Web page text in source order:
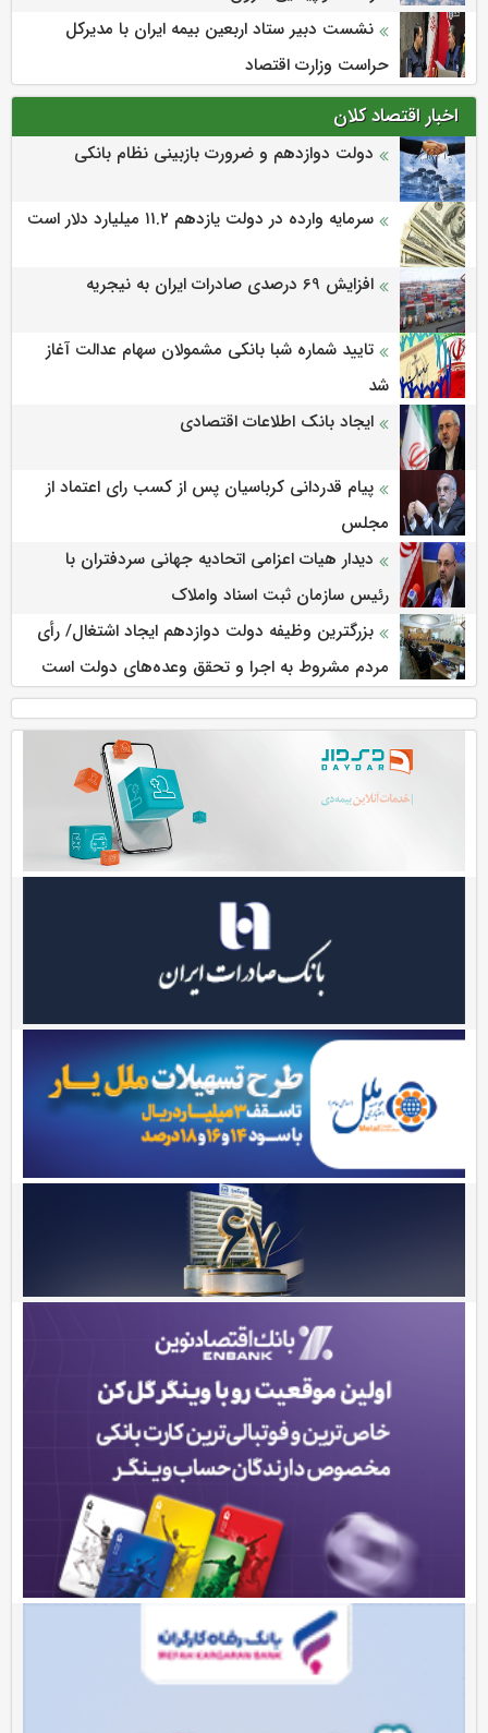
نشست دبیر ستاد اربعین بیمه ایران با مدیرکل
حراست وزارت اقتصاد
اخبار اقتصاد کلان
دولت دوازدهم و ضرورت بازبینی نظام بانکی
سرمایه وارده در دولت یازدهم ۱۱.۲ میلیارد دلار است
افزایش 69 درصدی صادرات ایران به نیجریه
تایید شماره شبا بانکی مشمولان سهام عدالت آغاز
شد
ایجاد بانک اطلاعات اقتصادی
پیام قدردانی کرباسیان پس از کسب رای اعتماد از
مجلس
دیدار هیات اعزامی اتحادیه جهانی سردفتران با
رئیس سازمان ثبت اسناد واملاک
بزرگترین وظیفه دولت دوازدهم ایجاد اشتغال/ رأی
مردم مشروط به اجرا و تحقق وعده‌های دولت است